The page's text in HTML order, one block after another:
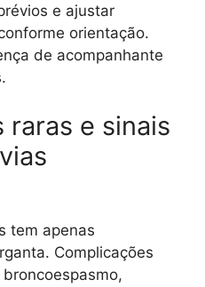
e ajustar
orientação.
de acompanhante
raras e sinais
tem apenas
Complicações